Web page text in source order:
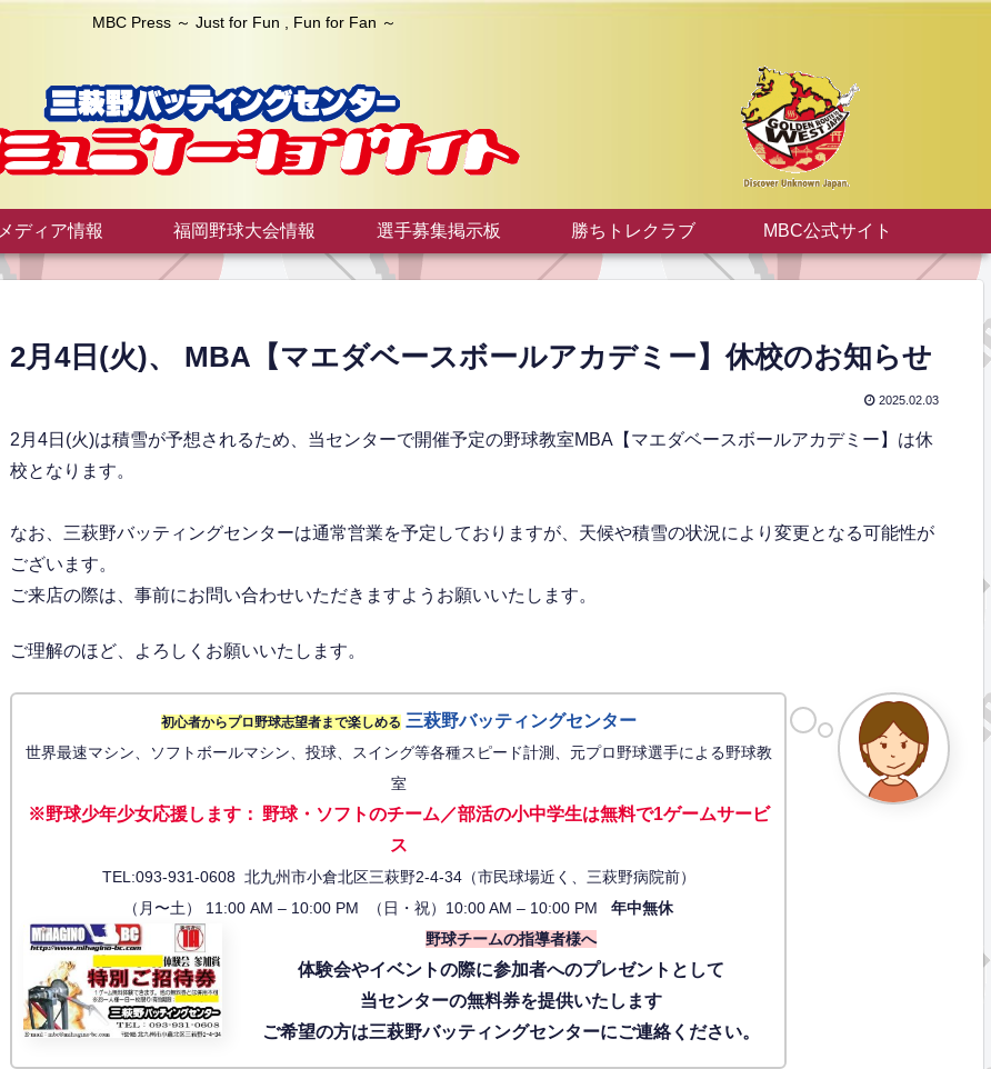
MBC Press ～ Just for Fun , Fun for Fan ～
メディア情報 福岡野球大会情報 選手募集掲示板 勝ちトレクラブ MBC公式サイト
2月4日(火)、 MBA【マエダベースボールアカデミー】休校のお知らせ
2025.02.03
2月4日(火)は積雪が予想されるため、当センターで開催予定の野球教室MBA【マエダベースボールアカデミー】は休
校となります。
なお、三萩野バッティングセンターは通常営業を予定しておりますが、天候や積雪の状況により変更となる可能性が
ございます。
ご来店の際は、事前にお問い合わせいただきますようお願いいたします。
ご理解のほど、よろしくお願いいたします。
初心者からプロ野球志望者まで楽しめる 三萩野バッティングセンター
世界最速マシン、ソフトボールマシン、投球、スイング等各種スピード計測、元プロ野球選手による野球教
室
※野球少年少女応援します： 野球・ソフトのチーム／部活の小中学生は無料で1ゲームサービ
ス
TEL:093-931-0608 北九州市小倉北区三萩野2-4-34（市民球場近く、三萩野病院前）
（月〜土） 11:00 AM – 10:00 PM （日・祝）10:00 AM – 10:00 PM年中無休
野球チームの指導者様へ
体験会やイベントの際に参加者へのプレゼントとして
当センターの無料券を提供いたします
ご希望の方は三萩野バッティングセンターにご連絡ください。